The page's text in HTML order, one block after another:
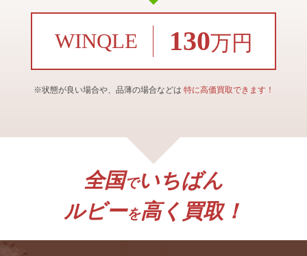
WINQLE 130万円
※状態が良い場合や、品薄の場合などは 特に高価買取できます！
全国でいちばん
ルビーを高く買取！